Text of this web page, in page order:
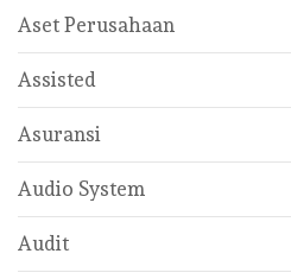
Aset Perusahaan
Assisted
Asuransi
Audio System
Audit